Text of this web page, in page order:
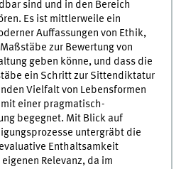
sind und in den Bereich
Es ist mittlerweile ein
Auffassungen von Ethik,
zur Bewertung von
geben könne, und dass die
ein Schritt zur Sittendiktatur
Vielfalt von Lebensformen
einer pragmatisch-
begegnet. Mit Blick auf
untergräbt die
Enthaltsamkeit
Relevanz, da im